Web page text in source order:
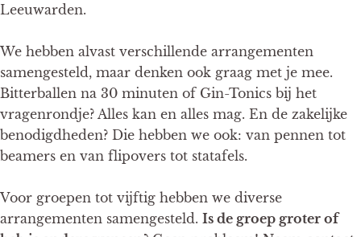
Leeuwarden.
We hebben alvast verschillende arrangementen
samengesteld, maar denken ook graag met je mee.
Bitterballen na 30 minuten of Gin-Tonics bij het
vragenrondje? Alles kan en alles mag. En de zakelijke
benodigdheden? Die hebben we ook: van pennen tot
beamers en van flipovers tot statafels.
Voor groepen tot vijftig hebben we diverse
arrangementen samengesteld. Is de groep groter of